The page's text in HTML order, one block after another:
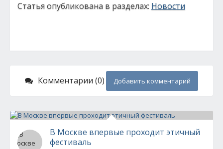
Статья опубликована в разделах: Новости
Комментарии (0) Добавить комментарий
В Москве впервые проходит этичный
фестиваль